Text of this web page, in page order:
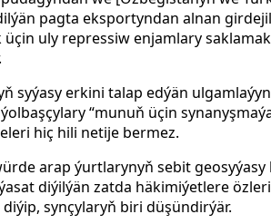
pagta eksportyndan alnan
uly repressiw enjamlary
syýasy erkini talap edýän
“munuň üçin
hiç hili netije bermez.
arap ýurtlarynyň sebit
diýilýän zatda häkimiýetlere
synçylaryň biri düşündirýär.